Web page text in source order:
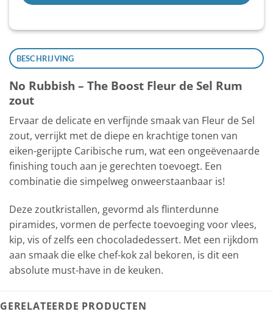
BESCHRIJVING
No Rubbish – The Boost Fleur de Sel Rum
zout
Ervaar de delicate en verfijnde smaak van Fleur de Sel
zout, verrijkt met de diepe en krachtige tonen van
eiken-gerijpte Caribische rum, wat een ongeëvenaarde
finishing touch aan je gerechten toevoegt. Een
combinatie die simpelweg onweerstaanbaar is!
Deze zoutkristallen, gevormd als flinterdunne
piramides, vormen de perfecte toevoeging voor vlees,
kip, vis of zelfs een chocoladedessert. Met een rijkdom
aan smaak die elke chef-kok zal bekoren, is dit een
absolute must-have in de keuken.
GERELATEERDE PRODUCTEN